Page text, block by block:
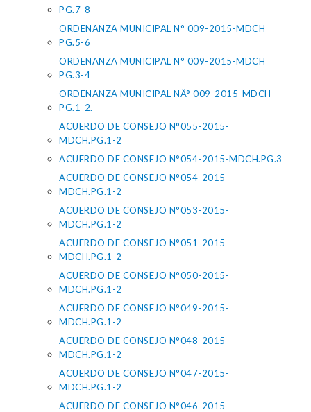
PG.7-8
ORDENANZA MUNICIPAL N° 009-2015-MDCH
PG.5-6
ORDENANZA MUNICIPAL N° 009-2015-MDCH
PG.3-4
ORDENANZA MUNICIPAL NÂ° 009-2015-MDCH
PG.1-2.
ACUERDO DE CONSEJO N°055-2015-
MDCH.PG.1-2
ACUERDO DE CONSEJO N°054-2015-MDCH.PG.3
ACUERDO DE CONSEJO N°054-2015-
MDCH.PG.1-2
ACUERDO DE CONSEJO N°053-2015-
MDCH.PG.1-2
ACUERDO DE CONSEJO N°051-2015-
MDCH.PG.1-2
ACUERDO DE CONSEJO N°050-2015-
MDCH.PG.1-2
ACUERDO DE CONSEJO N°049-2015-
MDCH.PG.1-2
ACUERDO DE CONSEJO N°048-2015-
MDCH.PG.1-2
ACUERDO DE CONSEJO N°047-2015-
MDCH.PG.1-2
ACUERDO DE CONSEJO N°046-2015-